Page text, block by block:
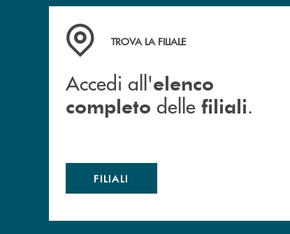
Accedi all' elenco completo delle filiali .
TROVA LA FILIALE
Accedi all'elenco
completo delle filiali.
FILIALI